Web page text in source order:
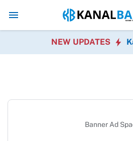
58 Anggota Pramuka
NEW UPDATES
Banner Ad